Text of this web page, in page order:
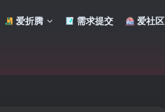
爱折腾 需求提交 爱社区